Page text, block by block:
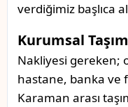
verdiğimiz başlıca
Kurumsal
Nakliyesi gereken;
hastane, banka ve
Karaman arası